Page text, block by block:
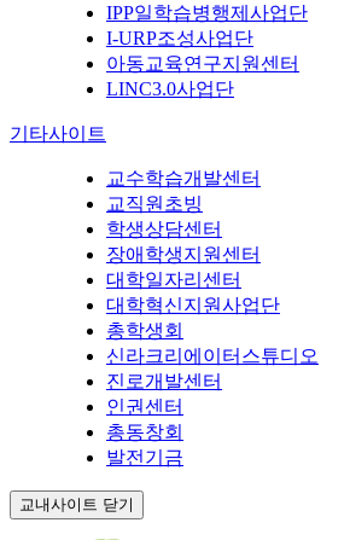
IPP일학습병행제사업단
I-URP조성사업단
아동교육연구지원센터
LINC3.0사업단
기타사이트
교수학습개발센터
교직원초빙
학생상담센터
장애학생지원센터
대학일자리센터
대학혁신지원사업단
총학생회
신라크리에이터스튜디오
진로개발센터
인권센터
총동창회
발전기금
교내사이트 닫기